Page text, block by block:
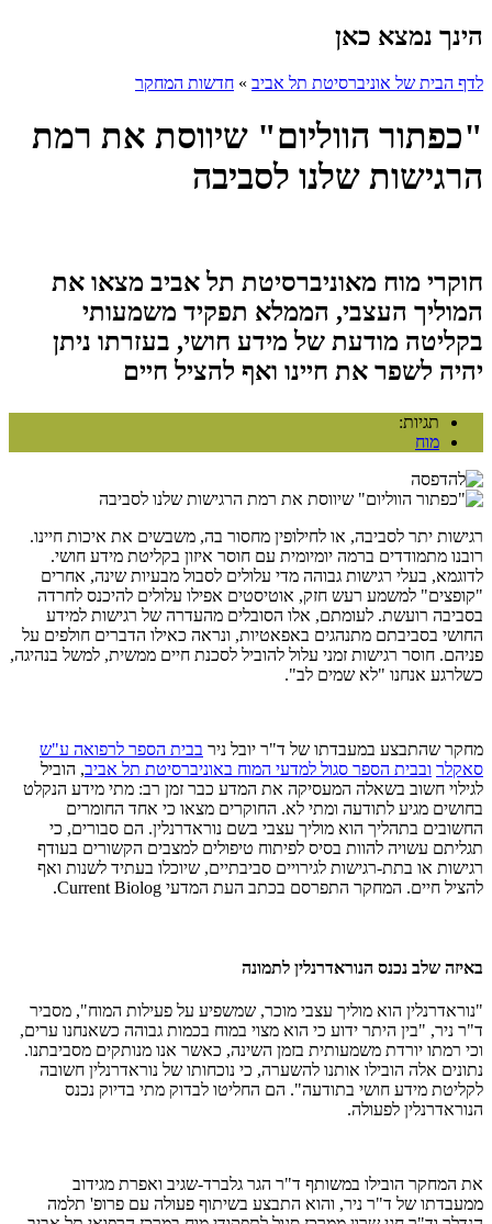
הינך נמצא כאן
לדף הבית של אוניברסיטת תל אביב » חדשות המחקר
"כפתור הווליום" שיווסת את רמת
הרגישות שלנו לסביבה
חוקרי מוח מאוניברסיטת תל אביב מצאו את
המוליך העצבי, הממלא תפקיד משמעותי
בקליטה מודעת של מידע חושי, בעזרתו ניתן
יהיה לשפר את חיינו ואף להציל חיים
תגיות:
מוח
רגישות יתר לסביבה, או לחילופין מחסור בה, משבשים את איכות חיינו.
רובנו מתמודדים ברמה יומיומית עם חוסר איזון בקליטת מידע חושי.
לדוגמא, בעלי רגישות גבוהה מדי עלולים לסבול מבעיות שינה, אחרים
"קופצים" למשמע רעש חזק, אוטיסטים אפילו עלולים להיכנס לחרדה
בסביבה רועשת. לעומתם, אלו הסובלים מהעדרה של רגישות למידע
החושי בסביבתם מתנהגים באפאטיות, ונראה כאילו הדברים חולפים על
פניהם. חוסר רגישות זמני עלול להוביל לסכנת חיים ממשית, למשל בנהיגה,
כשלרגע אנחנו "לא שמים לב".
מחקר שהתבצע במעבדתו של ד"ר יובל ניר בבית הספר לרפואה ע"ש
סאקלר ובבית הספר סגול למדעי המוח באוניברסיטת תל אביב, הוביל
לגילוי חשוב בשאלה המעסיקה את המדע כבר זמן רב: מתי מידע הנקלט
בחושים מגיע לתודעה ומתי לא. החוקרים מצאו כי אחד החומרים
החשובים בתהליך הוא מוליך עצבי בשם נוראדרנלין. הם סבורים, כי
תגליתם עשויה להוות בסיס לפיתוח טיפולים למצבים הקשורים בעודף
רגישות או בתת-רגישות לגירויים סביבתיים, שיוכלו בעתיד לשנות ואף
להציל חיים. המחקר התפרסם בכתב העת המדעי Current Biolog.
באיזה שלב נכנס הנוראדרנלין לתמונה
"נוראדרנלין הוא מוליך עצבי מוכר, שמשפיע על פעילות המוח", מסביר
ד"ר ניר, "בין היתר ידוע כי הוא מצוי במוח בכמות גבוהה כשאנחנו ערים,
וכי רמתו יורדת משמעותית בזמן השינה, כאשר אנו מנותקים מסביבתנו.
נתונים אלה הובילו אותנו להשערה, כי נוכחותו של נוראדרנלין חשובה
לקליטת מידע חושי בתודעה". הם החליטו לבדוק מתי בדיוק נכנס
הנוראדרנלין לפעולה.
את המחקר הובילו במשותף ד"ר הגר גלברד-שגיב ואפרת מגידוב
ממעבדתו של ד"ר ניר, והוא התבצע בשיתוף פעולה עם פרופ' תלמה